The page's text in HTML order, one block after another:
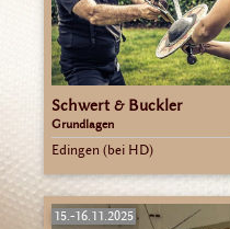
Schwert & Buckler
Grundlagen
Edingen (bei HD)
15.-16.11.2025